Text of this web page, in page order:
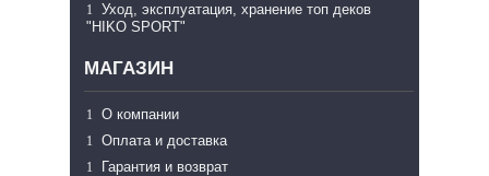
Уход, эксплуатация, хранение топ деков
"HIKO SPORT"
МАГАЗИН
О компании
Оплата и доставка
Гарантия и возврат